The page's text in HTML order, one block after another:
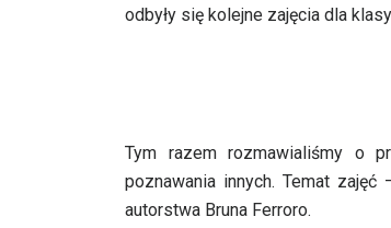
odbyły się kolejne zajęcia dla
Tym razem rozmawialiśmy o
poznawania innych. Temat
autorstwa Bruna Ferroro.